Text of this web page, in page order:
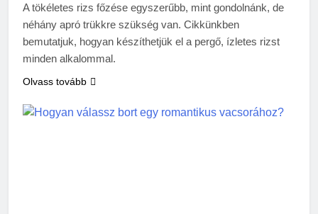
A tökéletes rizs főzése egyszerűbb, mint gondolnánk, de
néhány apró trükkre szükség van. Cikkünkben
bemutatjuk, hogyan készíthetjük el a pergő, ízletes rizst
minden alkalommal.
Olvass tovább